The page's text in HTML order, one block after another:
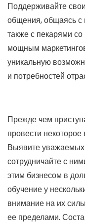
Поддерживайте
общения, общаясь с
также с пекарями
мощным
уникальную
и потребностей
Прежде чем
провести
Выявите уважаемых
сотрудничайте с
этим бизнесом в
обучение у
внимание на их
ее пределами.